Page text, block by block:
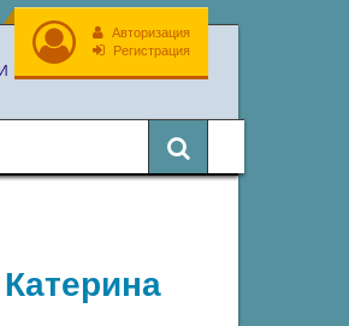
Авторизация
Регистрация